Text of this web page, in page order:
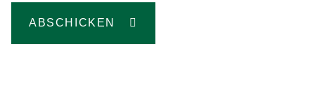
ABSCHICKEN